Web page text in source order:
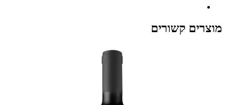
מוצרים קשורים